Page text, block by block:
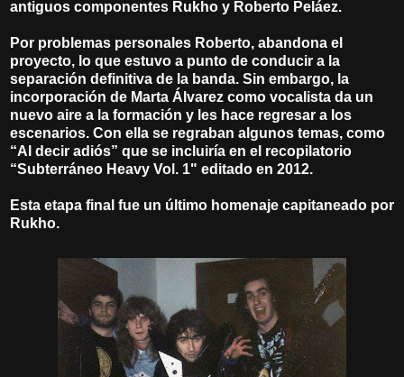
antiguos componentes Rukho y Roberto Peláez.
Por problemas personales Roberto, abandona el
proyecto, lo que estuvo a punto de conducir a la
separación definitiva de la banda. Sin embargo, la
incorporación de Marta Álvarez como vocalista da un
nuevo aire a la formación y les hace regresar a los
escenarios. Con ella se regraban algunos temas, como
“Al decir adiós” que se incluiría en el recopilatorio
“Subterráneo Heavy Vol. 1" editado en 2012.
Esta etapa final fue un último homenaje capitaneado por
Rukho.